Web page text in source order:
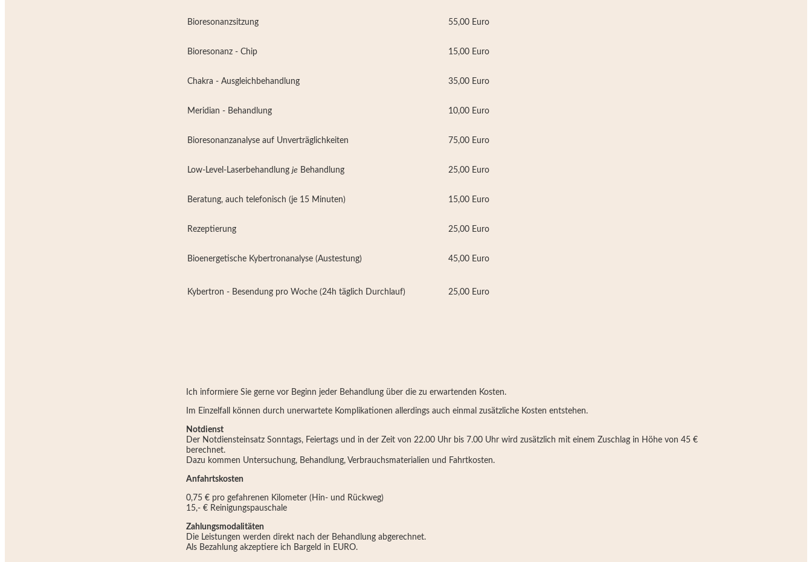
Bioresonanzsitzung 55,00 Euro
Bioresonanz - Chip 15,00 Euro
Chakra - Ausgleichbehandlung 35,00 Euro
Meridian - Behandlung 10,00 Euro
Bioresonanzanalyse auf Unverträglichkeiten 75,00 Euro
Low-Level-Laserbehandlung je Behandlung 25,00 Euro
Beratung, auch telefonisch (je 15 Minuten) 15,00 Euro
Rezeptierung 25,00 Euro
Bioenergetische Kybertronanalyse (Austestung) 45,00 Euro
Kybertron - Besendung pro Woche (24h täglich Durchlauf) 25,00 Euro
Ich informiere Sie gerne vor Beginn jeder Behandlung über die zu erwartenden Kosten.
Im Einzelfall können durch unerwartete Komplikationen allerdings auch einmal zusätzliche Kosten entstehen.
Notdienst
Der Notdiensteinsatz Sonntags, Feiertags und in der Zeit von 22.00 Uhr bis 7.00 Uhr wird zusätzlich mit einem Zuschlag in Höhe von 45 €
berechnet.
Dazu kommen Untersuchung, Behandlung, Verbrauchsmaterialien und Fahrtkosten.
Anfahrtskosten
0,75 € pro gefahrenen Kilometer (Hin- und Rückweg)
15,- € Reinigungspauschale
Zahlungsmodalitäten
Die Leistungen werden direkt nach der Behandlung abgerechnet.
Als Bezahlung akzeptiere ich Bargeld in EURO.